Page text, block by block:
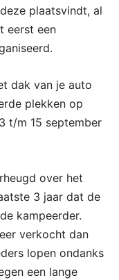
plaatsvindt, al
eerst een
dak van je auto
plekken op
t/m 15 september
over het
3 jaar dat de
kampeerder.
verkocht dan
lopen ondanks
een lange